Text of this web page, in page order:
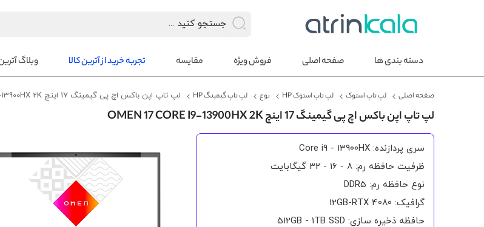
دسته بندی ها
صفحه اصلی فروش ویژه مقایسه تجربه خرید از آترین کالا وبلاگ
صفحه اصلی لپ تاپ استوک لپ تاپ استوک HP نوع لپ تاپ گیمینگ HP لپ تاپ اپن باکس اچ پی گیمینگ 17 اینچ Omen 17 Core i9-13900HX 2K
لپ تاپ اپن باکس اچ پی گیمینگ 17 اینچ OMEN 17 CORE I9-13900HX 2K
سری پردازنده: Core i9 - 13900HX
ظرفیت حافظه رم: 8 - 16 - 32 گیگابایت
نوع حافظه رم: DDR5
گرافیک: 12GB-RTX 4080
حافظه ذخیره سازی: 512GB - 1TB SSD